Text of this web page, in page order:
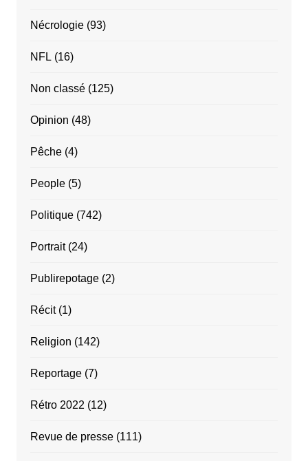
Nécrologie(93)
NFL (16)
Non classé(125)
Opinion (48)
Pêche(4)
People(5)
Politique(742)
Portrait(24)
Publirepotage(2)
Récit(1)
Religion (142)
Reportage(7)
Rétro 2022 (12)
Revue de presse(111)